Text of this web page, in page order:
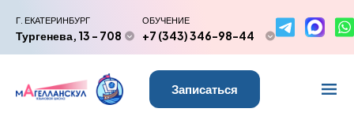
Г. ЕКАТЕРИНБУРГ
Тургенева, 13 - 708
ОБУЧЕНИЕ
+7 (343) 346-98-44
Записаться